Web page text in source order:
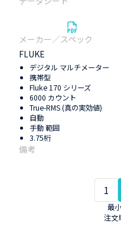
FLUKE
デジタル マルチメーター
携帯型
Fluke 170 シリーズ
6000 カウント
True-RMS (真の実効値)
自動
手動 範囲
3.75桁
最
注文